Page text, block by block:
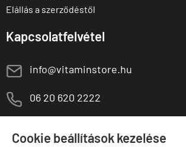
Cookie beállítások kezelése
Elállás a szerződéstől
Kapcsolatfelvétel
E info@vitaminstore.hu
M 06 20 620 2222
Szugló u. 83-85.